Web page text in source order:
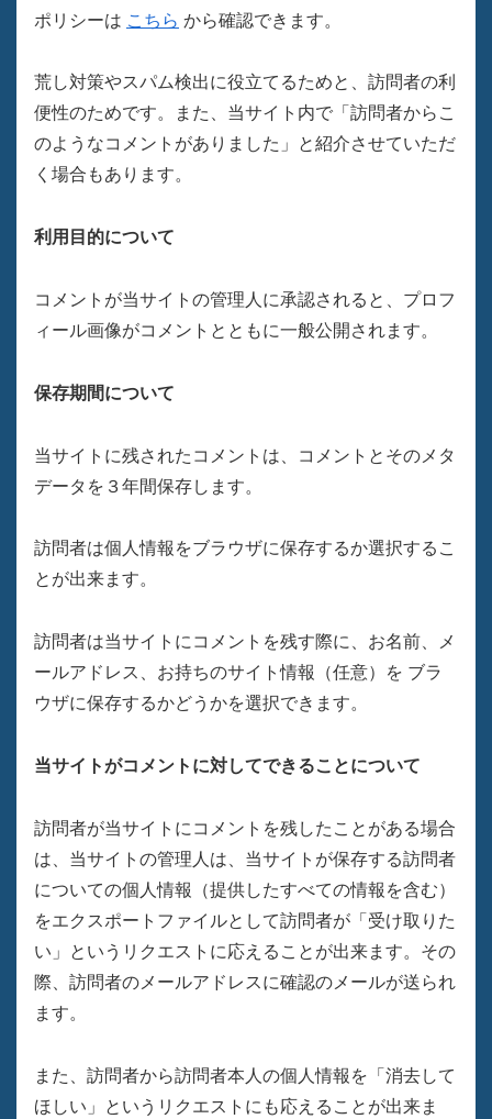
ポリシーは こちら から確認できます。
荒し対策やスパム検出に役立てるためと、訪問者の利
便性のためです。また、当サイト内で「訪問者からこ
のようなコメントがありました」と紹介させていただ
く場合もあります。
利用目的について
コメントが当サイトの管理人に承認されると、プロフ
ィール画像がコメントとともに一般公開されます。
保存期間について
当サイトに残されたコメントは、コメントとそのメタ
データを３年間保存します。
訪問者は個人情報をブラウザに保存するか選択するこ
とが出来ます。
訪問者は当サイトにコメントを残す際に、お名前、メ
ールアドレス、お持ちのサイト情報（任意）を ブラ
ウザに保存するかどうかを選択できます。
当サイトがコメントに対してできることについて
訪問者が当サイトにコメントを残したことがある場合
は、当サイトの管理人は、当サイトが保存する訪問者
についての個人情報（提供したすべての情報を含む）
をエクスポートファイルとして訪問者が「受け取りた
い」というリクエストに応えることが出来ます。その
際、訪問者のメールアドレスに確認のメールが送られ
ます。
また、訪問者から訪問者本人の個人情報を「消去して
ほしい」というリクエストにも応えることが出来ま